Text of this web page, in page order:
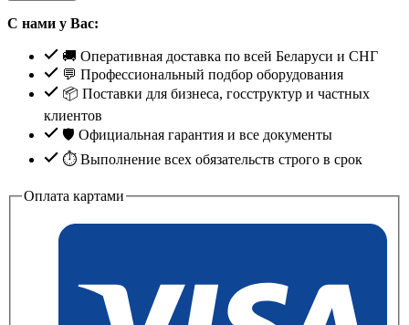
С нами у Вас:
🚚 Оперативная доставка по всей Беларуси и СНГ
💬 Профессиональный подбор оборудования
📦 Поставки для бизнеса, госструктур и частных
клиентов
🛡️ Официальная гарантия и все документы
⏱ Выполнение всех обязательств строго в срок
Оплата картами